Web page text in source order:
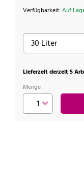
Verfügbarkeit:Auf
Lieferzeit derzeit 5
Menge